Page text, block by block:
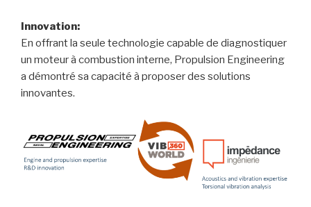
Innovation:
En offrant la seule technologie capable de diagnostiquer
un moteur à combustion interne, Propulsion Engineering
a démontré sa capacité à proposer des solutions
innovantes.